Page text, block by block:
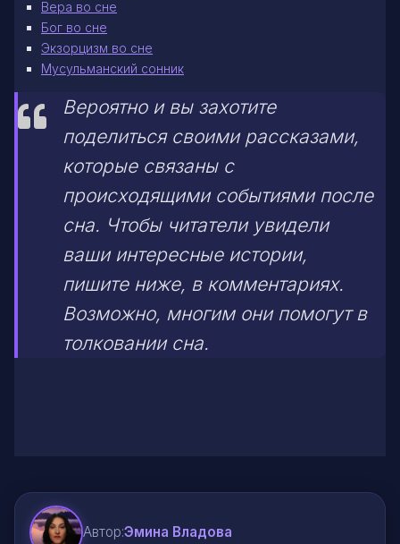
Вера во сне
Бог во сне
Экзорцизм во сне
Мусульманский сонник
Вероятно и вы захотите
поделиться своими рассказами,
которые связаны с
происходящими событиями после
сна. Чтобы читатели увидели
ваши интересные истории,
пишите ниже, в комментариях.
Возможно, многим они помогут в
толковании сна.
Автор:Эмина Владова